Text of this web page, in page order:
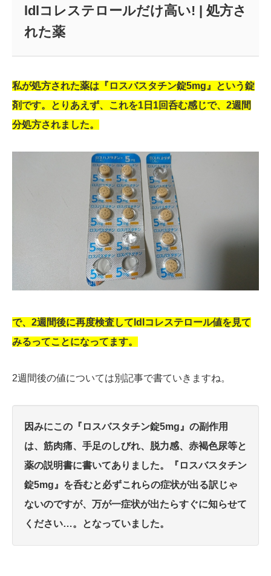
ldlコレステロールだけ高い! | 処方さ
れた薬
私が処方された薬は『ロスバスタチン錠5mg』という錠
剤です。とりあえず、これを1日1回呑む感じで、2週間
分処方されました。
で、2週間後に再度検査してldlコレステロール値を見て
みるってことになってます。
2週間後の値については別記事で書ていきますね。
因みにこの『ロスバスタチン錠5mg』の副作用
は、筋肉痛、手足のしびれ、脱力感、赤褐色尿等と
薬の説明書に書いてありました。
『ロスバスタチン
錠5mg』を呑むと必ずこれらの症状が出る訳じゃ
ないのですが、万が一症状が出たらすぐに知らせて
ください…。となっていました。